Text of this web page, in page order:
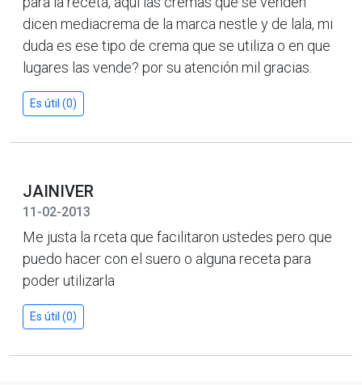
dicen mediacrema de la marca nestle y de lala, mi
duda es ese tipo de crema que se utiliza o en que
lugares las vende? por su atención mil gracias.
Es útil (0)
JAINIVER
11-02-2013
Me justa la rceta que facilitaron ustedes pero que
puedo hacer con el suero o alguna receta para
poder utilizarla
Es útil (0)